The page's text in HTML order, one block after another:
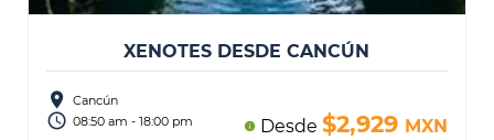
XENOTES DESDE CANCÚN
place Cancún
access_time 08:50 am - 18:00 pm info Desde $2,929 MXN